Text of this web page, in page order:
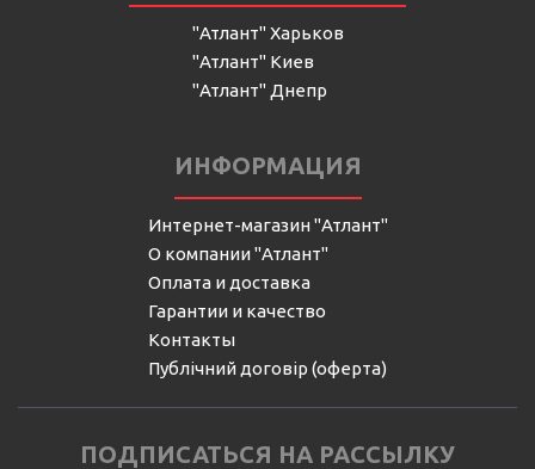
"Атлант" Харьков
"Атлант" Киев
"Атлант" Днепр
ИНФОРМАЦИЯ
Интернет-магазин "Атлант"
О компании "Атлант"
Оплата и доставка
Гарантии и качество
Контакты
Публічний договір (оферта)
ПОДПИСАТЬСЯ НА РАССЫЛКУ